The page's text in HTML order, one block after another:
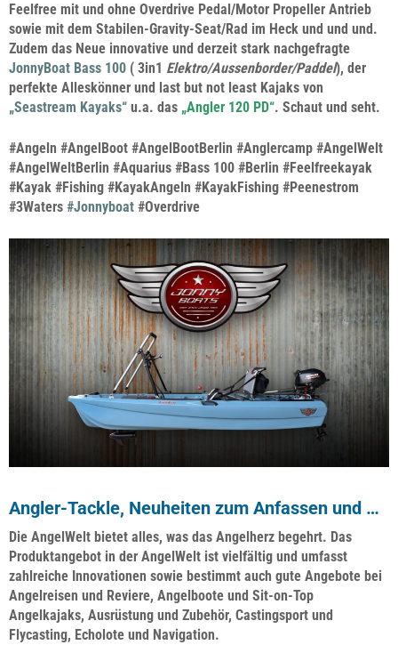
Feelfree mit und ohne Overdrive Pedal/Motor Propeller Antrieb
sowie mit dem Stabilen-Gravity-Seat/Rad im Heck und und und.
Zudem das Neue innovative und derzeit stark nachgefragte
JonnyBoat Bass 100 ( 3in1 Elektro/Aussenborder/Paddel), der
perfekte Alleskönner und last but not least Kajaks von
„Seastream Kayaks“ u.a. das „Angler 120 PD“. Schaut und seht.
#Angeln #AngelBoot #AngelBootBerlin #Anglercamp #AngelWelt
#AngelWeltBerlin #Aquarius #Bass 100 #Berlin #Feelfreekayak
#Kayak #Fishing #KayakAngeln #KayakFishing #Peenestrom
#3Waters #Jonnyboat #Overdrive
Angler-Tackle, Neuheiten zum Anfassen und …
Die AngelWelt bietet alles, was das Angelherz begehrt. Das
Produktangebot in der AngelWelt ist vielfältig und umfasst
zahlreiche Innovationen sowie bestimmt auch gute Angebote bei
Angelreisen und Reviere, Angelboote und Sit-on-Top
Angelkajaks, Ausrüstung und Zubehör, Castingsport und
Flycasting, Echolote und Navigation.